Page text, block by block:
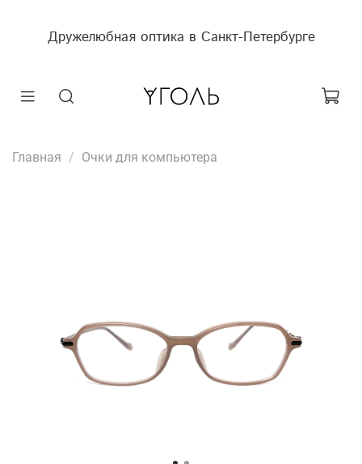
Дружелюбная оптика в Санкт-Петербурге
Главная Очки для компьютера